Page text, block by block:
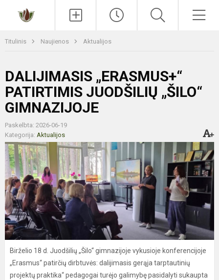
Titulinis Naujienos Aktualijos
DALIJIMASIS „ERASMUS+“
PATIRTIMIS JUODŠILIŲ „ŠILO“
GIMNAZIJOJE
Paskelbta: 2026-06-19
Kategorija: Aktualijos
Birželio 18 d. Juodšilių „Šilo“ gimnazijoje vykusioje konferencijoje
„Erasmus“ patirčių dirbtuvės: dalijimasis gerąja tarptautinių
projektų praktika“ pedagogai turėjo galimybę pasidalyti sukaupta